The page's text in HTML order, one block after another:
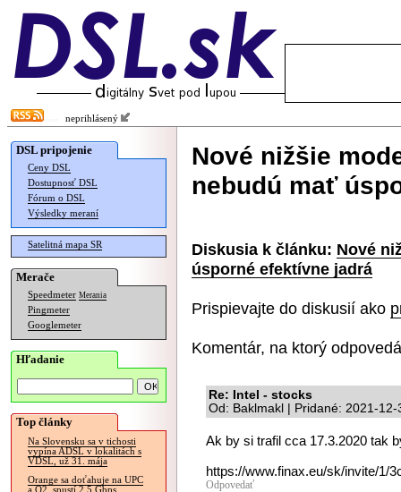
neprihlásený
DSL pripojenie
Ceny DSL
Dostupnosť DSL
Fórum o DSL
Výsledky meraní
Satelitná mapa SR
Merače
Speedmeter Merania
Pingmeter
Googlemeter
Hľadanie
Top články
Na Slovensku sa v tichosti
vypína ADSL v lokalitách s
VDSL, už 31. mája
Orange sa doťahuje na UPC
a O2, spustí 2.5 Gbps
Nové nižšie
nebudú mať
Diskusia k článku: Nové
úsporné efektívne jadrá
Prispievajte do diskusií ako
Komentár, na ktorý
Re: Intel - stocks
Od: Baklmakl | Pridané: 2021-
Ak by si trafil cca 17.3.2020 tak
https://www.finax.eu/sk/invite/1/
Odpovedať